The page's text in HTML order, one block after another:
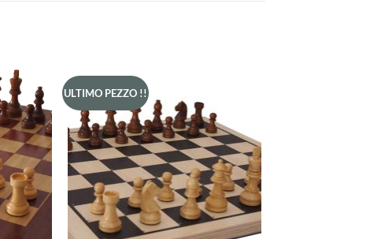
Aggiungi
alla lista
dei
desideri
ULTIMO PEZZO !!
desideri